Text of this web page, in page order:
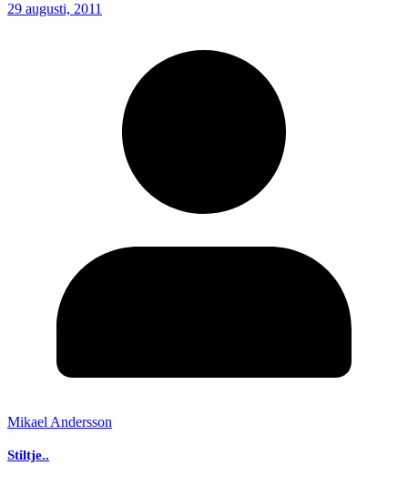
29 augusti, 2011
Mikael Andersson
Stiltje..